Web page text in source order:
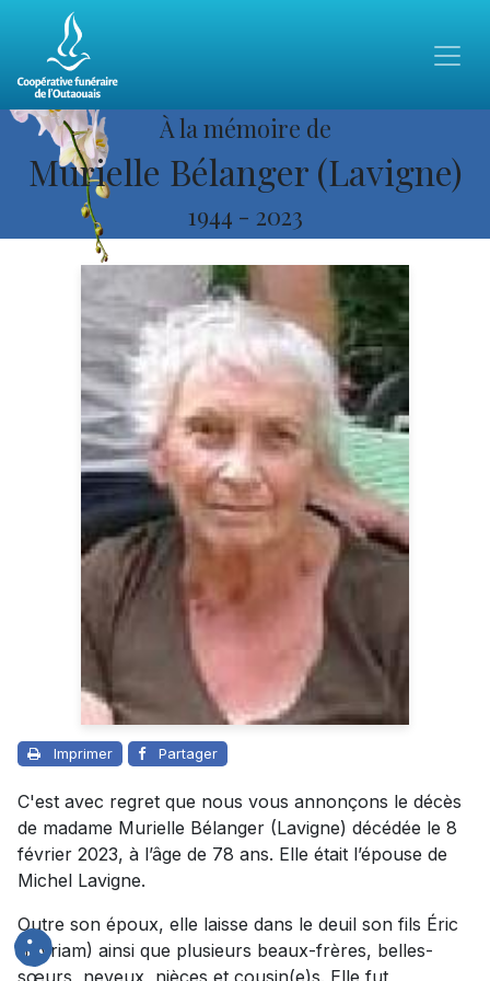
À la mémoire de
Murielle Bélanger (Lavigne)
1944 - 2023
Imprimer Partager
C'est avec regret que nous vous annonçons le décès
de madame Murielle Bélanger (Lavigne) décédée le 8
février 2023, à l’âge de 78 ans. Elle était l’épouse de
Michel Lavigne.
Outre son époux, elle laisse dans le deuil son fils Éric
(Myriam) ainsi que plusieurs beaux-frères, belles-
sœurs, neveux, nièces et cousin(e)s. Elle fut